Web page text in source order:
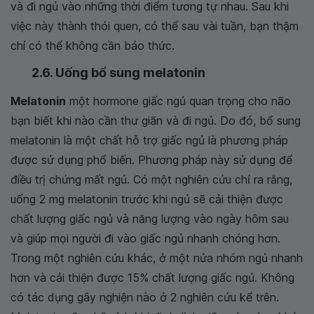
và đi ngủ vào những thời điểm tương tự nhau. Sau khi
việc này thành thói quen, có thể sau vài tuần, bạn thậm
chí có thể không cần báo thức.
2.6. Uống bổ sung melatonin
Melatonin một hormone giấc ngủ quan trọng cho não
bạn biết khi nào cần thư giãn và đi ngủ. Do đó, bổ sung
melatonin là một chất hỗ trợ giấc ngủ là phương pháp
được sử dụng phổ biến. Phương pháp này sử dụng để
điều trị chứng mất ngủ. Có một nghiên cứu chỉ ra rằng,
uống 2 mg melatonin trước khi ngủ sẽ cải thiện được
chất lượng giấc ngủ và năng lượng vào ngày hôm sau
và giúp mọi người đi vào giấc ngủ nhanh chóng hơn.
Trong một nghiên cứu khác, ở một nửa nhóm ngủ nhanh
hơn và cải thiện được 15% chất lượng giấc ngủ. Không
có tác dụng gây nghiện nào ở 2 nghiên cứu kể trên.